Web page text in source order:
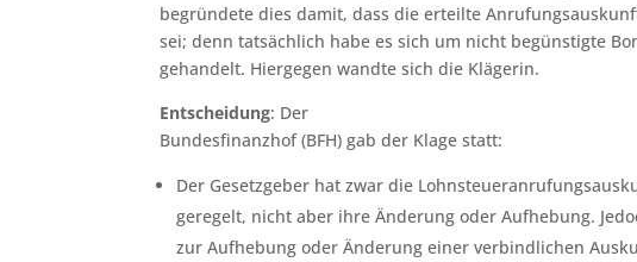
begründete dies damit, dass die erteilte
sei; denn tatsächlich habe es sich um nicht begünstigte
gehandelt. Hiergegen wandte sich die Klägerin.
Entscheidung: Der
Bundesfinanzhof (BFH) gab der Klage statt:
Der Gesetzgeber hat zwar die
geregelt, nicht aber ihre Änderung oder Aufhebung.
zur Aufhebung oder Änderung einer verbindlichen